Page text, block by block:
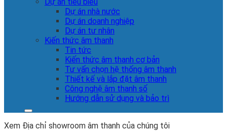
Dự án nhà nước
Dự án doanh nghiệp
Dự án tư nhân
Kiến thức âm thanh
Tin tức
Kiến thức âm thanh cơ bản
Tư vấn chọn hệ thống âm thanh
Thiết kế và lắp đặt âm thanh
Công nghệ âm thanh số
Hướng dẫn sử dụng và bảo trì
Xem Địa chỉ showroom âm thanh của chúng tôi